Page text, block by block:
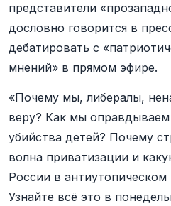
представители
дословно говорится в
дебатировать с
мнений» в прямом эфире.
«Почему мы, либералы,
веру? Как мы
убийства детей? Почему
волна приватизации и
России в
Узнайте всё это в